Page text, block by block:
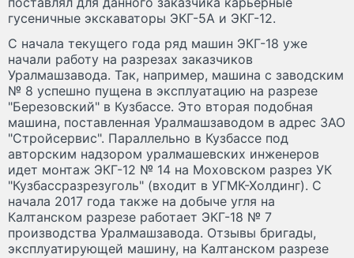
гусеничные экскаваторы ЭКГ-5А и ЭКГ-12.
С начала текущего года ряд машин ЭКГ-18 уже
начали работу на разрезах заказчиков
Уралмашзавода. Так, например, машина с заводским
№ 8 успешно пущена в эксплуатацию на разрезе
"Березовский" в Кузбассе. Это вторая подобная
машина, поставленная Уралмашзаводом в адрес ЗАО
"Стройсервис". Параллельно в Кузбассе под
авторским надзором уралмашевских инженеров
идет монтаж ЭКГ-12 № 14 на Моховском разрез УК
"Кузбассразрезуголь" (входит в УГМК-Холдинг). С
начала 2017 года также на добыче угля на
Калтанском разрезе работает ЭКГ-18 № 7
производства Уралмашзавода. Отзывы бригады,
эксплуатирующей машину, на Калтанском разрезе